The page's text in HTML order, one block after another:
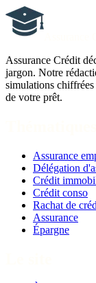
Assurance Crédit
jargon. Notre
simulations
de votre prêt.
Assurance
Délégation
Crédit
Crédit conso
Rachat de
Assurance
Épargne